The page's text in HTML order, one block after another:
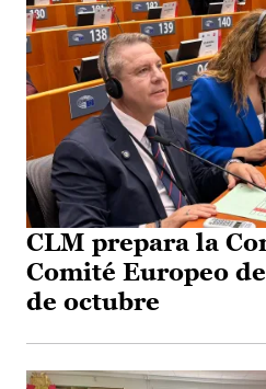
CLM prepara la
Comité Europeo
de octubre